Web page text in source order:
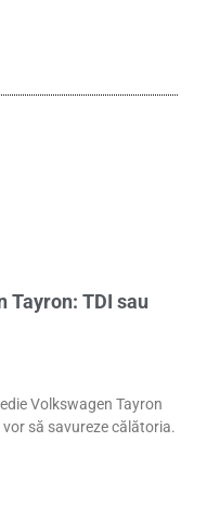
Tayron: TDI sau
Volkswagen Tayron
să savureze călătoria.